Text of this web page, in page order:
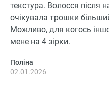
текстура. Волосся після
очікувала трошки
Можливо, для когось
мене на 4 зірки.
Поліна
02.01.2026